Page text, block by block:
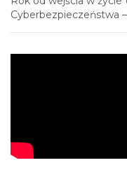
Cyberbezpieczeństwa